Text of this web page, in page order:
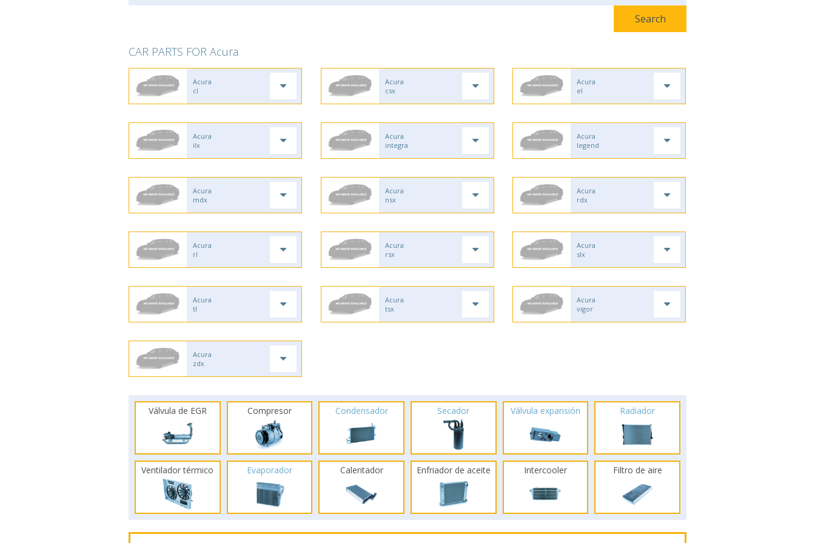
CAR PARTS FOR Acura
Acura
cl
Acura
csx
Acura
el
Acura
ilx
Acura
integra
Acura
legend
Acura
mdx
Acura
nsx
Acura
rdx
Acura
rl
Acura
rsx
Acura
slx
Acura
tl
Acura
tsx
Acura
vigor
Acura
zdx
Válvula de EGR Compresor Condensador Secador Válvula expansión Radiador
Ventilador térmico Evaporador Calentador Enfriador de aceite Intercooler Filtro de aire